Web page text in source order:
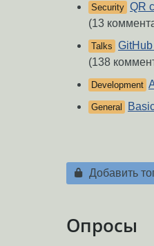
Security QR
(13
Talks
(138
Development
General
Добавить
Опросы